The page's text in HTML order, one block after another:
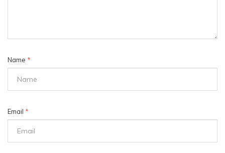
Name *
Email *